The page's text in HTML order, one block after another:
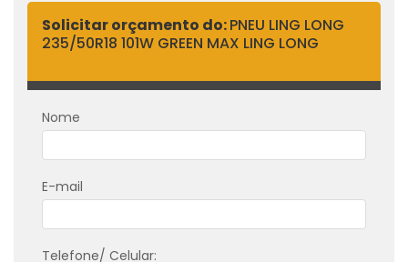
Solicitar orçamento do:PNEU LING LONG
235/50R18 101W GREEN MAX LING LONG
Nome
E-mail
Telefone/ Celular: